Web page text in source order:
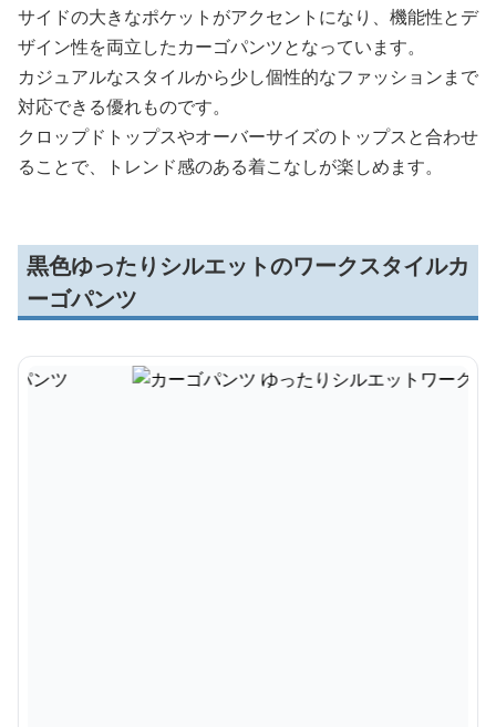
サイドの大きなポケットがアクセントになり、機能性とデ
ザイン性を両立したカーゴパンツとなっています。
カジュアルなスタイルから少し個性的なファッションまで
対応できる優れものです。
クロップドトップスやオーバーサイズのトップスと合わせ
ることで、トレンド感のある着こなしが楽しめます。
黒色ゆったりシルエットのワークスタイルカ
ーゴパンツ